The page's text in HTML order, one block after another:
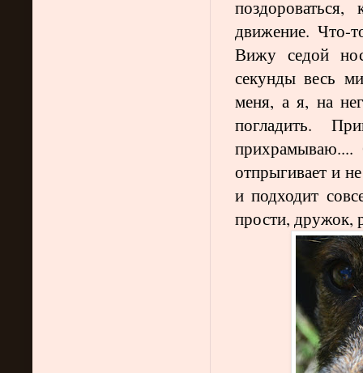
движение. Что-
Вижу седой
секунды весь
меня, а я, на
погладить.
отпрыгивает и
и подходит
прости, дружок,